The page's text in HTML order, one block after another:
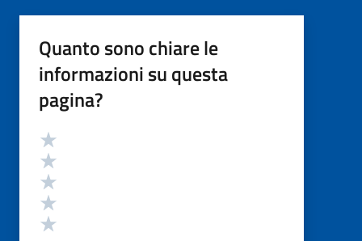
Quanto sono chiare le
informazioni su questa
pagina?
Valutazione